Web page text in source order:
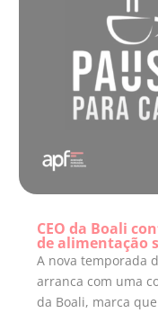
CEO da Boali
de alimentação
A nova temporada
arranca com uma
da Boali, marca